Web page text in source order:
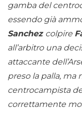
gamba del
essendo già
Sanchez colpire
all’arbitro una
attaccante
preso la palla, ma
centrocampista
correttamente